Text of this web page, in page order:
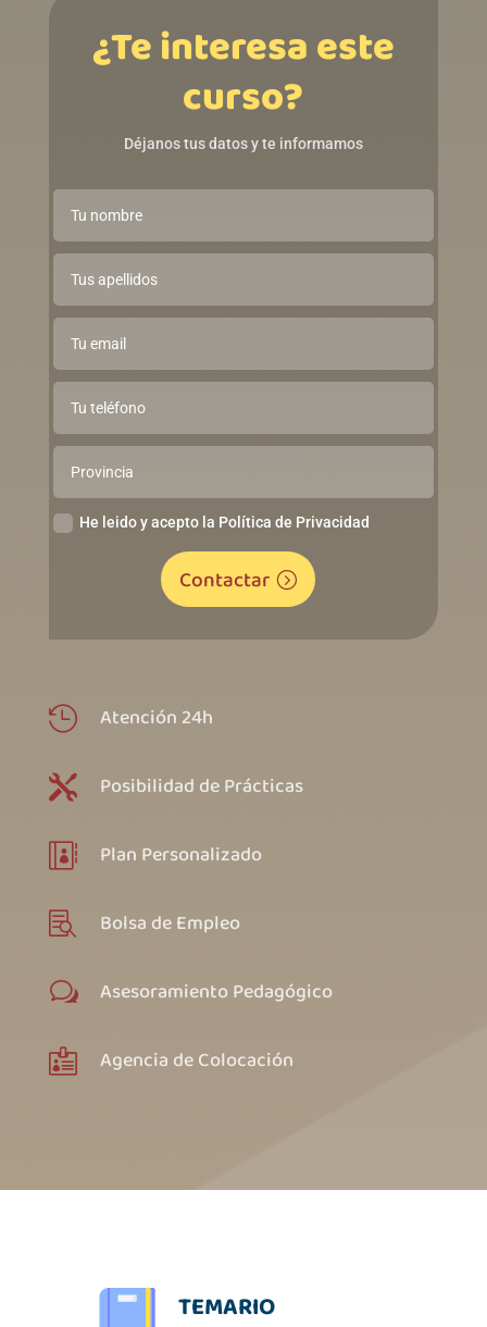
¿Te interesa este
curso?
Déjanos tus datos y te informamos
He leido y acepto la Política de Privacidad
Contactar
 Atención 24h
 Posibilidad de Prácticas
 Plan Personalizado
 Bolsa de Empleo
w Asesoramiento Pedagógico
 Agencia de Colocación
TEMARIO